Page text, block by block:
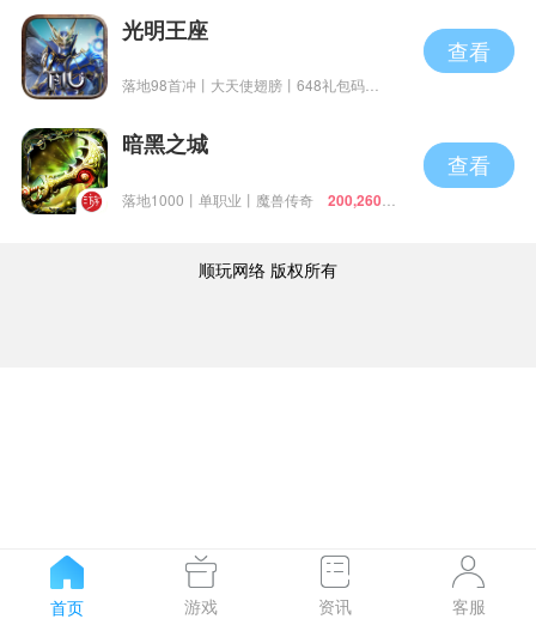
光明王座
落地98首冲丨大天使翅膀丨648礼包码
查看
暗黑之城
落地1000丨单职业丨魔兽传奇
200,260人
查看
顺玩网络 版权所有
首页 游戏 资讯 客服